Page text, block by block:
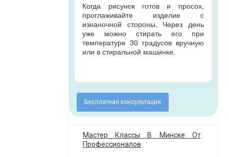
Когда рисунок готов и просох,
проглаживайте изделие с
изнаночной стороны. Через день
уже можно стирать его при
температуре 30 градусов вручную
или в стиральной машинке.
Бесплатная консультация
Мастер Классы В Минске От
Профессионалов